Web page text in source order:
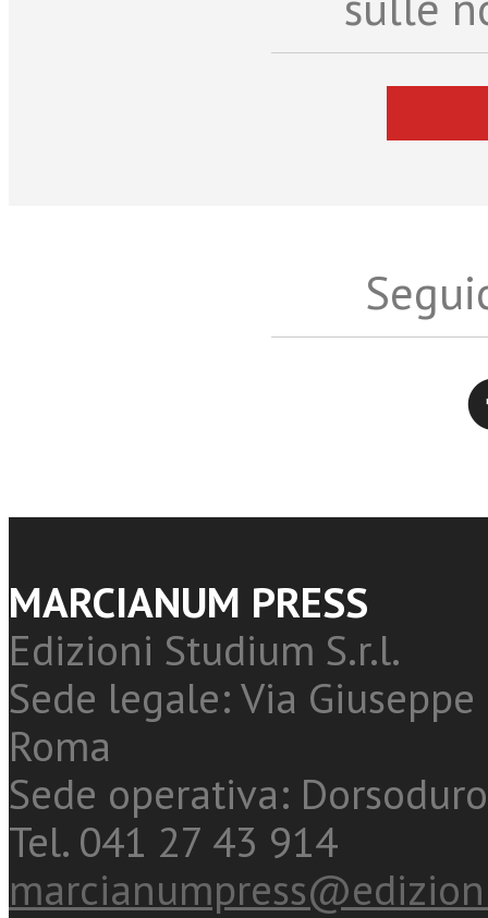
MARCIANUM PRESS
Edizioni Studium S.r.l.
Sede legale: Via
Roma
Sede operativa:
Tel. 041 27 43 914